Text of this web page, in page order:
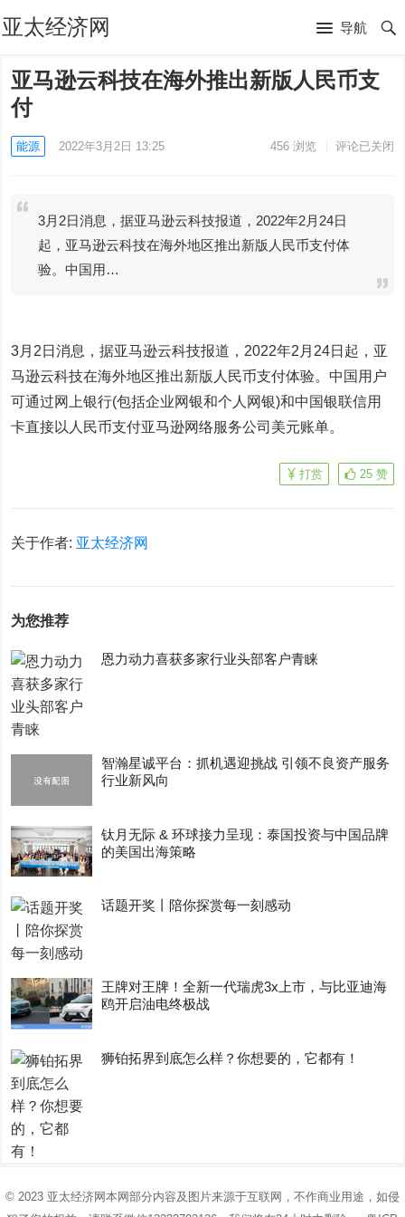
亚太经济网 导航
亚马逊云科技在海外推出新版人民币支
付
能源 2022年3月2日 13:25 456浏览 评论已关闭
3月2日消息，据亚马逊云科技报道，2022年2月24日
起，亚马逊云科技在海外地区推出新版人民币支付体
验。中国用…
3月2日消息，据亚马逊云科技报道，2022年2月24日起，亚
马逊云科技在海外地区推出新版人民币支付体验。中国用户
可通过网上银行(包括企业网银和个人网银)和中国银联信用
卡直接以人民币支付亚马逊网络服务公司美元账单。
25 赞
打赏
关于作者: 亚太经济网
为您推荐
恩力动力喜获多家行业头部客户青睐
智瀚星诚平台：抓机遇迎挑战 引领不良资产服务
行业新风向
钛月无际 & 环球接力呈现：泰国投资与中国品牌
的美国出海策略
话题开奖丨陪你探赏每一刻感动
王牌对王牌！全新一代瑞虎3x上市，与比亚迪海
鸥开启油电终极战
狮铂拓界到底怎么样？你想要的，它都有！
© 2023 亚太经济网本网部分内容及图片来源于互联网，不作商业用途，如侵